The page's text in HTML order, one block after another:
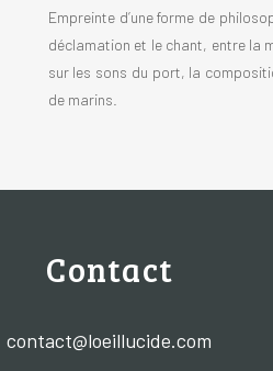
Empreinte d’une forme de
déclamation et le chant, entre la
sur les sons du port, la
de marins.
Contact
contact@loeillucide.com